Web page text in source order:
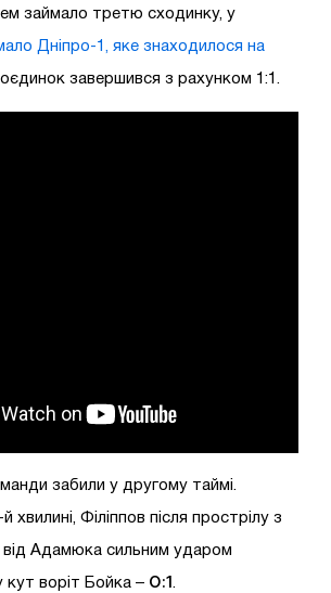
займало третю сходинку, у
Дніпро-1, яке знаходилося на
завершився з рахунком 1:1.
забили у другому таймі.
хвилині, Філіппов після прострілу з
від Адамюка сильним ударом
кут воріт Бойка – 0:1